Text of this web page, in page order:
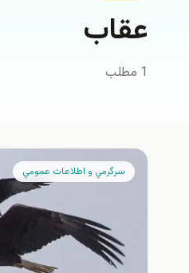
عقاب
1 مطلب
سرگرمي و اطلاعات عمومي